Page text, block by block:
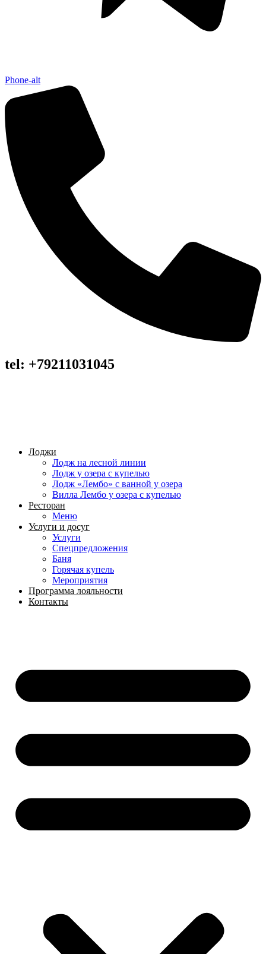
Phone-alt
tel: +79211031045
Лоджи
Лодж на лесной линии
Лодж у озера с купелью
Лодж «Лембо» с ванной у озера
Вилла Лембо у озера с купелью
Ресторан
Меню
Услуги и досуг
Услуги
Спецпредложения
Баня
Горячая купель
Мероприятия
Программа лояльности
Контакты